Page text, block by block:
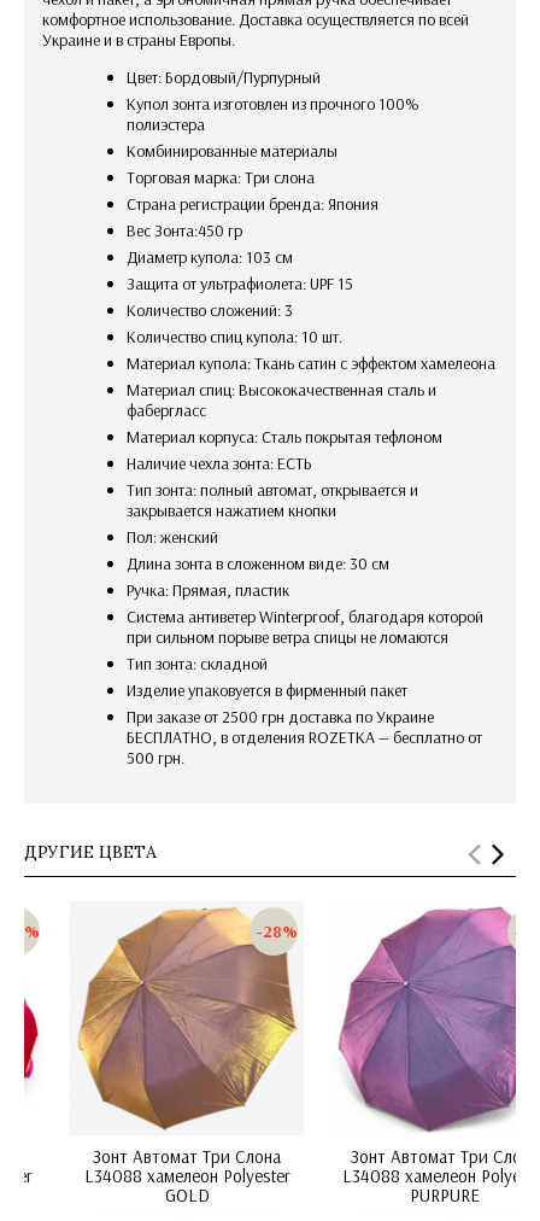
комфортное использование. Доставка осуществляется по всей
Украине и в страны Европы.
Цвет: Бордовый/Пурпурный
Купол зонта изготовлен из прочного 100%
полиэстера
Комбинированные материалы
Торговая марка: Три слона
Страна регистрации бренда: Япония
Вес Зонта:450 гр
Диаметр купола: 103 см
Защита от ультрафиолета: UPF 15
Количество сложений: 3
Количество спиц купола: 10 шт.
Материал купола: Ткань сатин с эффектом хамелеона
Материал спиц: Высококачественная сталь и
фабергласс
Материал корпуса: Сталь покрытая тефлоном
Наличие чехла зонта: ЕСТЬ
Тип зонта: полный автомат, открывается и
закрывается нажатием кнопки
Пол: женский
Длина зонта в сложенном виде: 30 см
Ручка: Прямая, пластик
Система антиветер Winterproof, благодаря которой
при сильном порыве ветра спицы не ломаются
Тип зонта: складной
изделие упаковуется в фирменный пакет
При заказе от 2500 грн доставка по Украине
БЕСПЛАТНО, в отделения ROZETKA — бесплатно от
500 грн.
ДРУГИЕ ЦВЕТА
-28%
Зонт Автомат Три Слона
L34088 хамелеон Polyester
D.GREY
-28%
Зонт Автомат Три Слона
L34088 хамелеон Polyester
RED